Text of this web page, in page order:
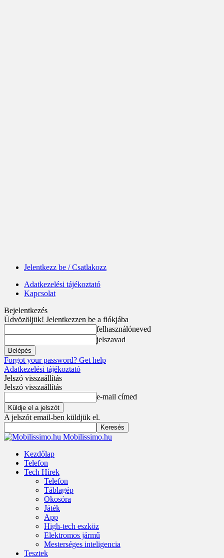
Jelentkezz be / Csatlakozz
Adatkezelési tájékoztató
Kapcsolat
Bejelentkezés
Üdvözöljük! Jelentkezzen be a fiókjába
felhasználóneved
jelszavad
Forgot your password? Get help
Adatkezelési tájékoztató
Jelszó visszaállítás
Jelszó visszaállítás
e-mail címed
A jelszót email-ben küldjük el.
Mobilissimo.hu
Kezdőlap
Telefon
Tech Hírek
Telefon
Táblagép
Okosóra
Játék
App
High-tech eszköz
Elektromos jármű
Mesterséges inteligencia
Tesztek